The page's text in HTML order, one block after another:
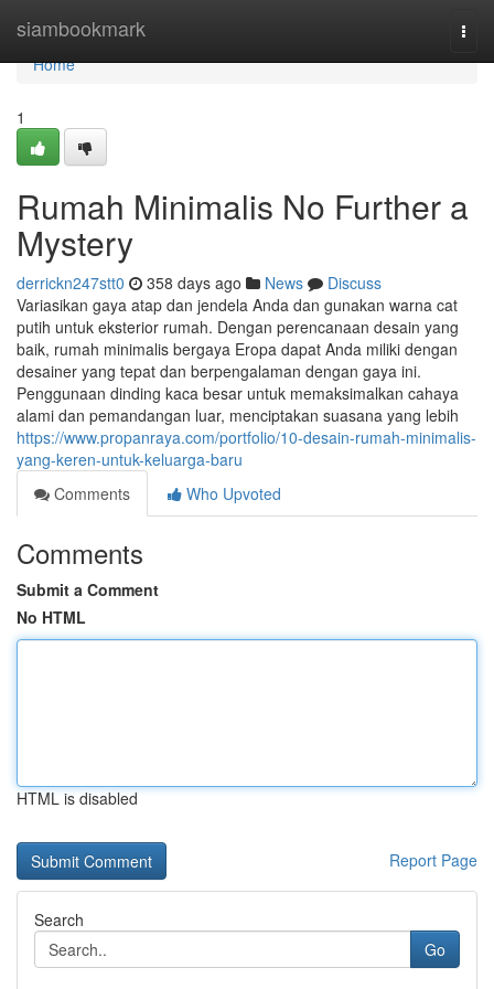
siambookmark
Home
Home
1
Rumah Minimalis No Further a
Mystery
derrickn247stt0 358 days ago News
Discuss
Variasikan gaya atap dan jendela Anda dan gunakan warna cat
putih untuk eksterior rumah. Dengan perencanaan desain yang
baik, rumah minimalis bergaya Eropa dapat Anda miliki dengan
desainer yang tepat dan berpengalaman dengan gaya ini.
Penggunaan dinding kaca besar untuk memaksimalkan cahaya
alami dan pemandangan luar, menciptakan suasana yang lebih
https://www.propanraya.com/portfolio/10-desain-rumah-minimalis-
yang-keren-untuk-keluarga-baru
Comments
Who Upvoted
Comments
Submit a Comment
No HTML
HTML is disabled
Report Page
Search
Go